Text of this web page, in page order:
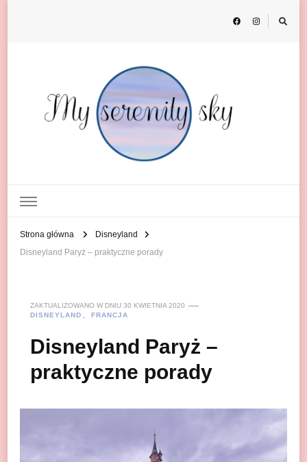
Strona główna
Disneyland
Disneyland Paryż – praktyczne porady
ZAKTUALIZOWANO W DNIU 30 KWIETNIA 2020
DISNEYLAND
FRANCJA
Disneyland Paryż –
praktyczne porady